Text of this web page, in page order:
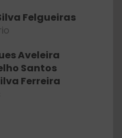
Felgueiras
Aveleira
Santos
Ferreira